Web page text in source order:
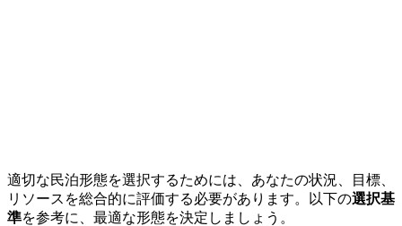
適切な民泊形態を選択するためには、あなたの状況、目標、
リソースを総合的に評価する必要があります。以下の選択基
準を参考に、最適な形態を決定しましょう。